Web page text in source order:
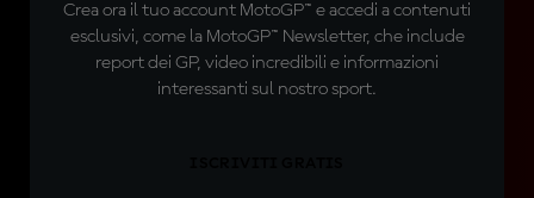
Crea ora il tuo account MotoGP™ e accedi a contenuti
esclusivi, come la MotoGP™ Newsletter, che include
report dei GP, video incredibili e informazioni
interessanti sul nostro sport.